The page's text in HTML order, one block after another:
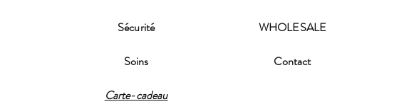
Sécurité
Soins
Carte-cadeau
WHOLESALE
Contact